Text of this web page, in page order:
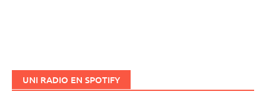
UNI RADIO EN SPOTIFY